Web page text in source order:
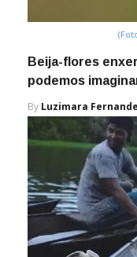
Beija-flores
podemos
By Luzimara